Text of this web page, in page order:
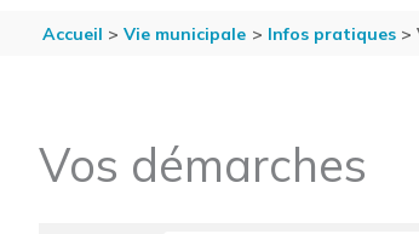
Accueil Vie municipale Infos pratiques
Vos démarches